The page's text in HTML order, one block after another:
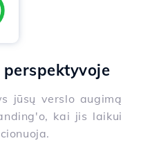
jūsų verslo augimą
kai jis laikui